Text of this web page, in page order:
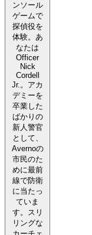
ンソール
ゲームで
探偵役を
体験。あ
なたは
Officer
Nick
Cordell
Jr.。アカ
デミーを
卒業した
ばかりの
新人警官
として、
Avernoの
市民のた
めに最前
線で防衛
に当たっ
ていま
す。スリ
リングな